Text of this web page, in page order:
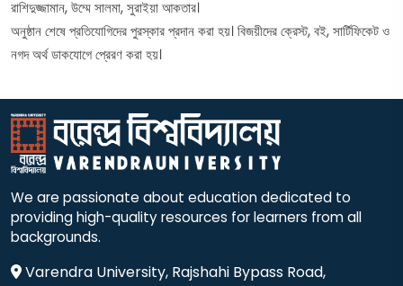
রাশিদুজ্জামান, উম্মে সালমা, সুরাইয়া আকতার।
অনুষ্ঠান শেষে প্রতিযোগিদের পুরস্কার প্রদান করা হয়। বিজয়ীদের ক্রেস্ট, বই, সার্টিফিকেট ও
নগদ অর্থ ডাকযোগে প্রেরণ করা হয়।
We are passionate about education dedicated to
providing high-quality resources for learners from all
backgrounds.
Varendra University, Rajshahi Bypass Road,